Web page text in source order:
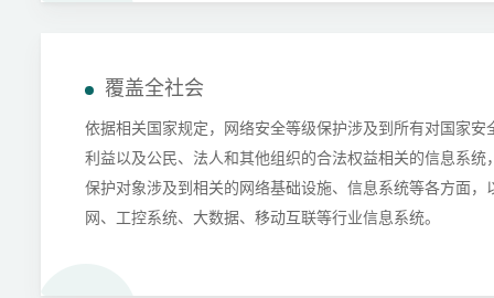
覆盖全社会
依据相关国家规定，网络安全等级保护涉及到所有对国家安
利益以及公民、法人和其他组织的合法权益相关的信息系统
保护对象涉及到相关的网络基础设施、信息系统等各方面，
网、工控系统、大数据、移动互联等行业信息系统。